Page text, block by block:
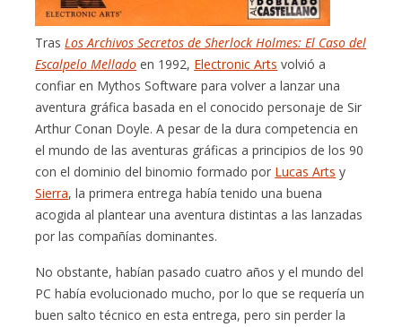
TrasLos Archivos Secretos de Sherlock Holmes: El Caso del
Escalpelo Mellado en 1992, Electronic Arts volvió a
confiar en Mythos Software para volver a lanzar una
aventura gráfica basada en el conocido personaje de Sir
Arthur Conan Doyle. A pesar de la dura competencia en
el mundo de las aventuras gráficas a principios de los 90
con el dominio del binomio formado por Lucas Arts y
Sierra, la primera entrega había tenido una buena
acogida al plantear una aventura distintas a las lanzadas
por las compañías dominantes.
No obstante, habían pasado cuatro años y el mundo del
PC había evolucionado mucho, por lo que se requería un
buen salto técnico en esta entrega, pero sin perder la